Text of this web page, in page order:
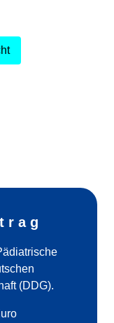
r a g
(DDG).